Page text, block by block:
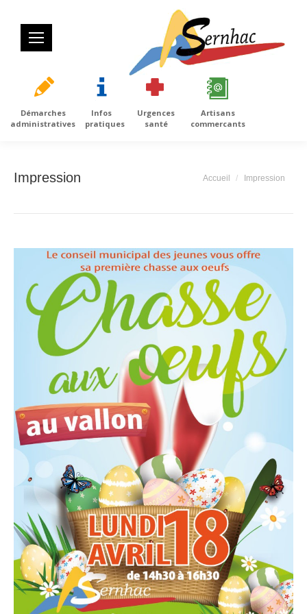
Démarches
administratives
Infos
pratiques
Urgences
santé
Artisans
commercants
Impression Vous êtes ici :
Accueil Impression